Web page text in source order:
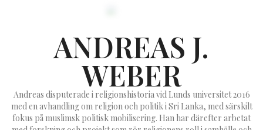
ANDREAS J.
WEBER
Andreas disputerade i religionshistoria vid Lunds universitet 2016
med en avhandling om religion och politik i Sri Lanka, med särskilt
fokus på muslimsk politisk mobilisering. Han har därefter arbetat